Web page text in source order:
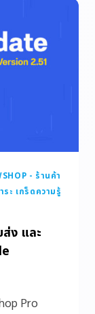
- ร้านค้า
ระ เกร็ดความรู้
ง และ
Pro